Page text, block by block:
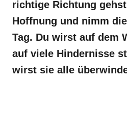
richtige Richtung
Hoffnung und nimm
Tag. Du wirst auf dem
auf viele Hindernisse
wirst sie alle